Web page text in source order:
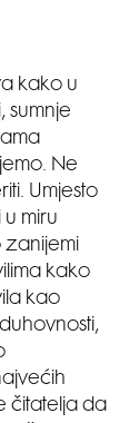
kako u
sumnje
Ne
Umjesto
miru
zanijemi
kako
kao
čitatelja da